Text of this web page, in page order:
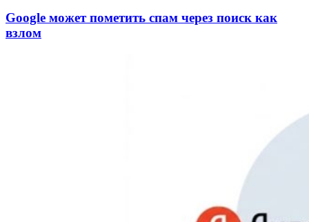
Google может пометить спам через поиск как
взлом